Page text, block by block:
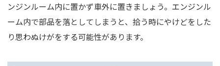
ンジンルーム内に置かず車外に置きましょう。エンジンル
ーム内で部品を落としてしまうと、拾う時にやけどをした
り思わぬけがをする可能性があります。